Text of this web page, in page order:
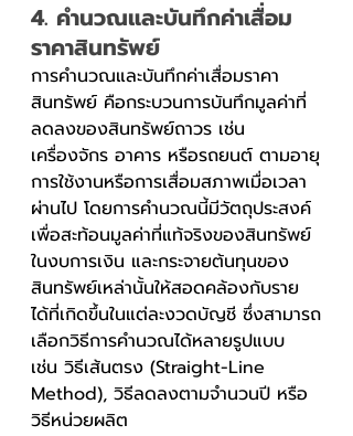
4. คำนวณและบันทึกค่าเสื่อม
ราคาสินทรัพย์
การคำนวณและบันทึกค่าเสื่อมราคา
สินทรัพย์ คือกระบวนการบันทึกมูลค่าที่
ลดลงของสินทรัพย์ถาวร เช่น
เครื่องจักร อาคาร หรือรถยนต์ ตามอายุ
การใช้งานหรือการเสื่อมสภาพเมื่อเวลา
ผ่านไป โดยการคำนวณนี้มีวัตถุประสงค์
เพื่อสะท้อนมูลค่าที่แท้จริงของสินทรัพย์
ในงบการเงิน และกระจายต้นทุนของ
สินทรัพย์เหล่านั้นให้สอดคล้องกับราย
ได้ที่เกิดขึ้นในแต่ละงวดบัญชี ซึ่งสามารถ
เลือกวิธีการคำนวณได้หลายรูปแบบ
เช่น วิธีเส้นตรง (Straight-Line
Method), วิธีลดลงตามจำนวนปี หรือ
วิธีหน่วยผลิต